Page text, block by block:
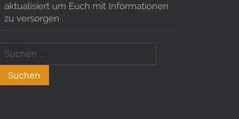
aktualisiert um Euch mit Informationen
zu versorgen